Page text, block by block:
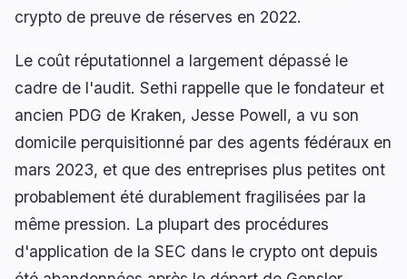
crypto de preuve de réserves en 2022.
Le coût réputationnel a largement dépassé le
cadre de l'audit. Sethi rappelle que le fondateur et
ancien PDG de Kraken, Jesse Powell, a vu son
domicile perquisitionné par des agents fédéraux en
mars 2023, et que des entreprises plus petites ont
probablement été durablement fragilisées par la
même pression. La plupart des procédures
d'application de la SEC dans le crypto ont depuis